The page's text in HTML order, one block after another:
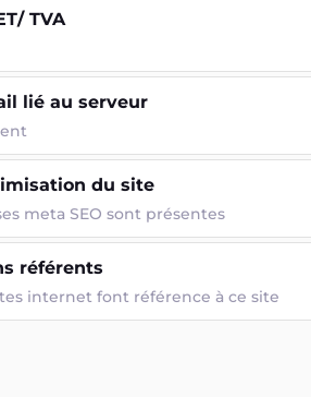
TVA
lié au serveur
du site
meta SEO sont présentes
référents
internet font référence à ce site